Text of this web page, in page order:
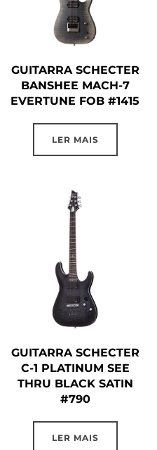
GUITARRA SCHECTER
BANSHEE MACH-7
EVERTUNE FOB #1415
LER MAIS
GUITARRA SCHECTER
C-1 PLATINUM SEE
THRU BLACK SATIN
#790
LER MAIS